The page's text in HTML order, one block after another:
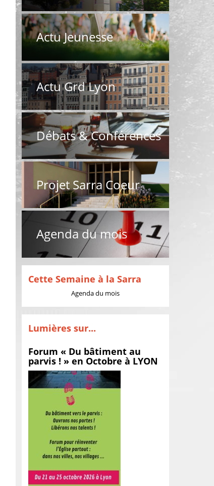
Actu Jeunesse
Actu Grd Lyon
Débats & Conférences
Projet Sarra Coeur
Agenda du mois
Cette Semaine à la Sarra
Agenda du mois
Lumières sur...
Forum « Du bâtiment au
parvis ! » en Octobre à LYON